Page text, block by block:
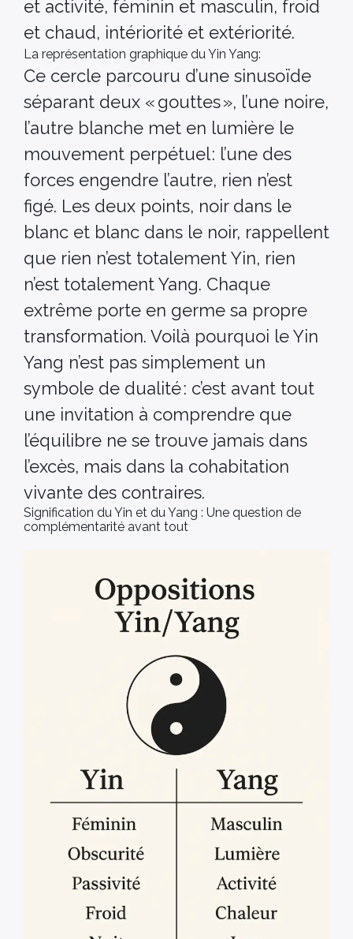
et activité, féminin et masculin, froid
et chaud, intériorité et extériorité.
La représentation graphique du Yin Yang:
Ce cercle parcouru d’une sinusoïde
séparant deux « gouttes », l’une noire,
l’autre blanche met en lumière le
mouvement perpétuel : l’une des
forces engendre l’autre, rien n’est
figé. Les deux points, noir dans le
blanc et blanc dans le noir, rappellent
que rien n’est totalement Yin, rien
n’est totalement Yang. Chaque
extrême porte en germe sa propre
transformation. Voilà pourquoi le Yin
Yang n’est pas simplement un
symbole de dualité : c’est avant tout
une invitation à comprendre que
l’équilibre ne se trouve jamais dans
l’excès, mais dans la cohabitation
vivante des contraires.
Signification du Yin et du Yang : Une question de
complémentarité avant tout